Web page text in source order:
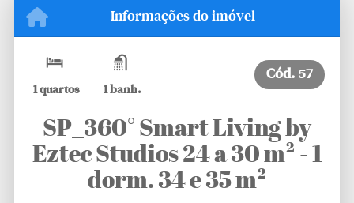
Informações do imóvel
1 quartos 1 banh.
Cód. 57
SP_360° Smart Living by
Eztec Studios 24 a 30 m² - 1
dorm. 34 e 35 m²